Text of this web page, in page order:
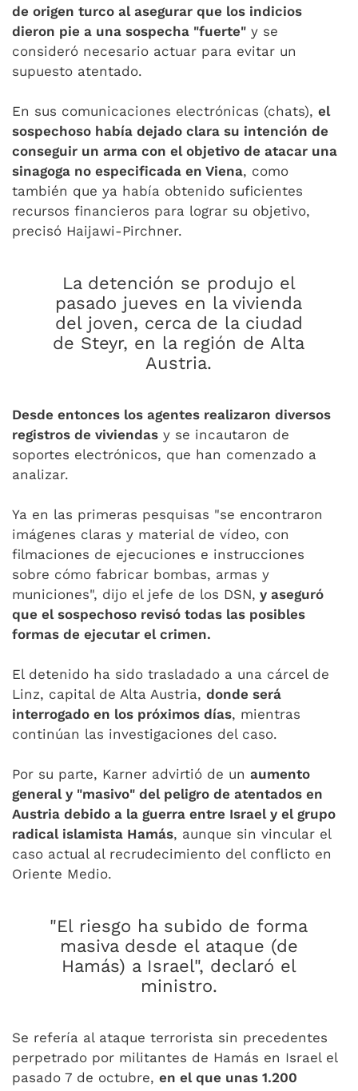
de origen turco al asegurar que los indicios
dieron pie a una sospecha "fuerte" y se
consideró necesario actuar para evitar un
supuesto atentado.
En sus comunicaciones electrónicas (chats), el
sospechoso había dejado clara su intención de
conseguir un arma con el objetivo de atacar una
sinagoga no especificada en Viena, como
también que ya había obtenido suficientes
recursos financieros para lograr su objetivo,
precisó Haijawi-Pirchner.
La detención se produjo el
pasado jueves en la vivienda
del joven, cerca de la ciudad
de Steyr, en la región de Alta
Austria.
Desde entonces los agentes realizaron diversos
registros de viviendas y se incautaron de
soportes electrónicos, que han comenzado a
analizar.
Ya en las primeras pesquisas "se encontraron
imágenes claras y material de vídeo, con
filmaciones de ejecuciones e instrucciones
sobre cómo fabricar bombas, armas y
municiones", dijo el jefe de los DSN, y aseguró
que el sospechoso revisó todas las posibles
formas de ejecutar el crimen.
El detenido ha sido trasladado a una cárcel de
Linz, capital de Alta Austria, donde será
interrogado en los próximos días, mientras
continúan las investigaciones del caso.
Por su parte, Karner advirtió de un aumento
general y "masivo" del peligro de atentados en
Austria debido a la guerra entre Israel y el grupo
radical islamista Hamás, aunque sin vincular el
caso actual al recrudecimiento del conflicto en
Oriente Medio.
"El riesgo ha subido de forma
masiva desde el ataque (de
Hamás) a Israel", declaró el
ministro.
Se refería al ataque terrorista sin precedentes
perpetrado por militantes de Hamás en Israel el
pasado 7 de octubre, en el que unas 1.200